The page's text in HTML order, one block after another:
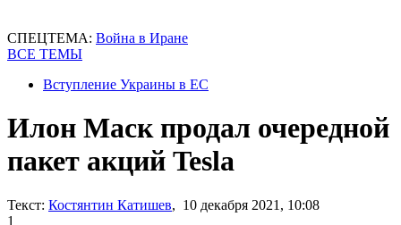
СПЕЦТЕМА: Война в Иране
ВСЕ ТЕМЫ
Вступление Украины в ЕС
Илон Маск продал очередной
пакет акций Tesla
Текст: Костянтин Катишев, 10 декабря 2021, 10:08
1